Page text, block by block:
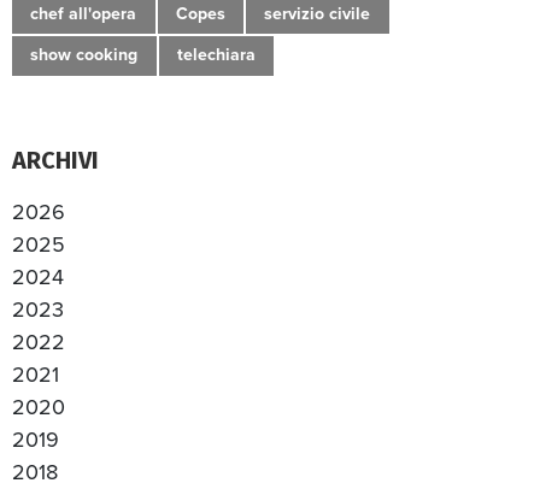
chef all'opera Copes servizio civile
show cooking telechiara
ARCHIVI
2026
2025
2024
2023
2022
2021
2020
2019
2018